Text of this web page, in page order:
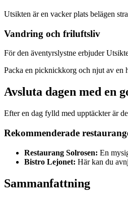
Utsikten är en vacker plats belägen
Vandring och friluftsliv
För den äventyrslystne erbjuder
Packa en picknickkorg och njut av en
Avsluta dagen med en
Efter en dag fylld med upptäckter är
Rekommenderade
Restaurang Solrosen: En
Bistro Lejonet: Här kan du
Sammanfattning